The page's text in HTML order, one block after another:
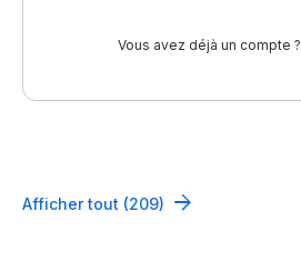
Vous avez déjà un compte ?
Afficher tout (209)